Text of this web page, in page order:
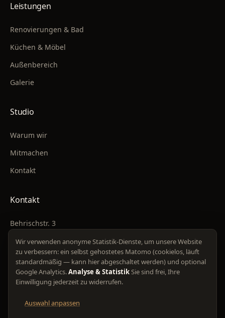
Leistungen
Renovierungen & Bad
Küchen & Möbel
Außenbereich
Galerie
Studio
Warum wir
Mitmachen
Kontakt
Kontakt
Behrischstr. 3
01277 Dresden
+49 176 36315500
kunal@liveperfekt.de
Wir verwenden anonyme Statistik-Dienste, um unsere Website
zu verbessern: ein selbst gehostetes Matomo (cookielos, läuft
standardmäßig — kann hier abgeschaltet werden) und optional
Google Analytics.Analyse & Statistik Sie sind frei, Ihre
Einwilligung jederzeit zu widerrufen.
Auswahl anpassen